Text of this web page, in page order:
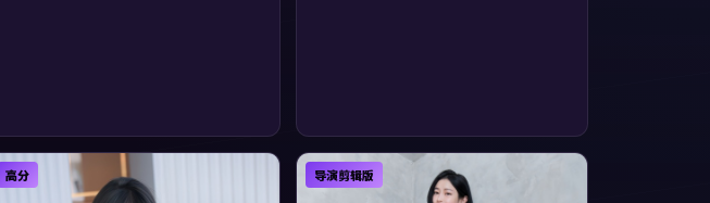
高分 导演剪辑版